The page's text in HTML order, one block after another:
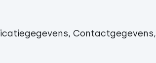
Contactgegevens,